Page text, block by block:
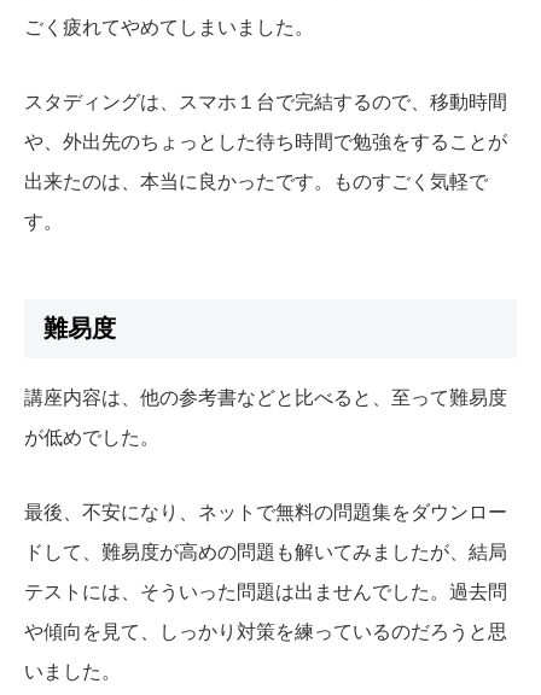
ごく疲れてやめてしまいました。
スタディングは、スマホ１台で完結するので、移動時間
や、外出先のちょっとした待ち時間で勉強をすることが
出来たのは、本当に良かったです。ものすごく気軽で
す。
難易度
講座内容は、他の参考書などと比べると、至って難易度
が低めでした。
最後、不安になり、ネットで無料の問題集をダウンロー
ドして、難易度が高めの問題も解いてみましたが、結局
テストには、そういった問題は出ませんでした。過去問
や傾向を見て、しっかり対策を練っているのだろうと思
いました。